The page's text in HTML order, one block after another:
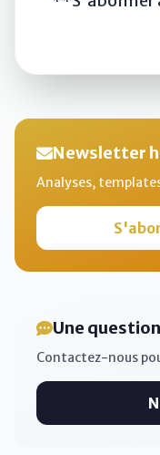
Newsletter
Analyses,
Une
Contactez-nous